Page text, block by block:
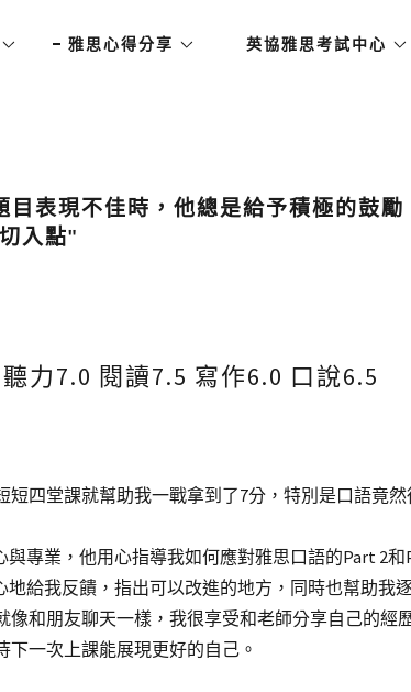
雅思心得分享 英協雅思考試中心
表現不佳時，他總是給予積極的鼓勵
入點"
力7.0 閱讀7.5 寫作6.0 口說6.5
短四堂課就幫助我一戰拿到了7分，特別是口語竟然
與專業，他用心指導我如何應對雅思口語的Part 2
地給我反饋，指出可以改進的地方，同時也幫助我
像和朋友聊天一樣，我很享受和老師分享自己的經
下一次上課能展現更好的自己。